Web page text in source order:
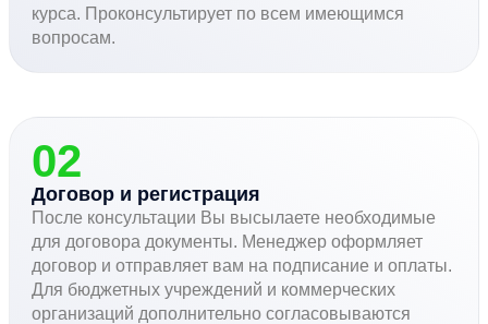
курса. Проконсультирует по всем имеющимся
вопросам.
02
Договор и регистрация
После консультации Вы высылаете необходимые
для договора документы. Менеджер оформляет
договор и отправляет вам на подписание и оплаты.
Для бюджетных учреждений и коммерческих
организаций дополнительно согласовываются